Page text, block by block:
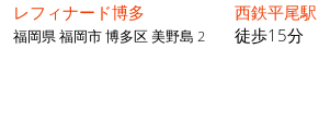
レフィナード博多
福岡県 福岡市 博多区 美野島 2
西鉄平尾駅
徒歩15分